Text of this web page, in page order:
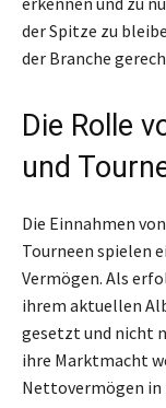
der Spitze zu
der Branche
Die Rolle
und
Die Einnahmen
Tourneen spielen
Vermögen. Als
ihrem aktuellen
gesetzt und nicht
ihre Marktmacht
Nettovermögen in